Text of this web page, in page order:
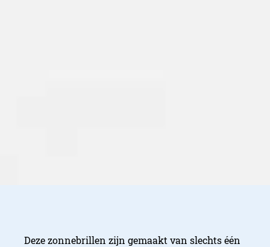
Deze zonnebrillen zijn gemaakt van slechts één